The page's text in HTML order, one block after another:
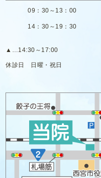
09：30～13：00
14：30～19：30
▲ …14:30～17:00
休診日 日曜・祝日